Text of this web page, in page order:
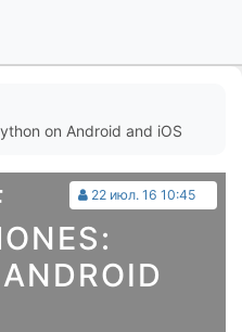
on Android and iOS
22 июл. 16 10:45